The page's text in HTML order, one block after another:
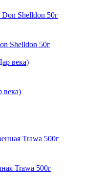
Shelldon 50г
века)
Trawa 500г